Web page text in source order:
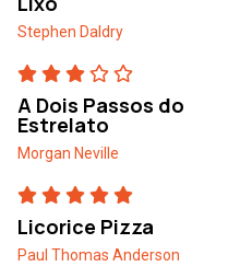
Stephen Daldry
A Dois Passos do
Estrelato
Morgan Neville
Licorice Pizza
Paul Thomas Anderson